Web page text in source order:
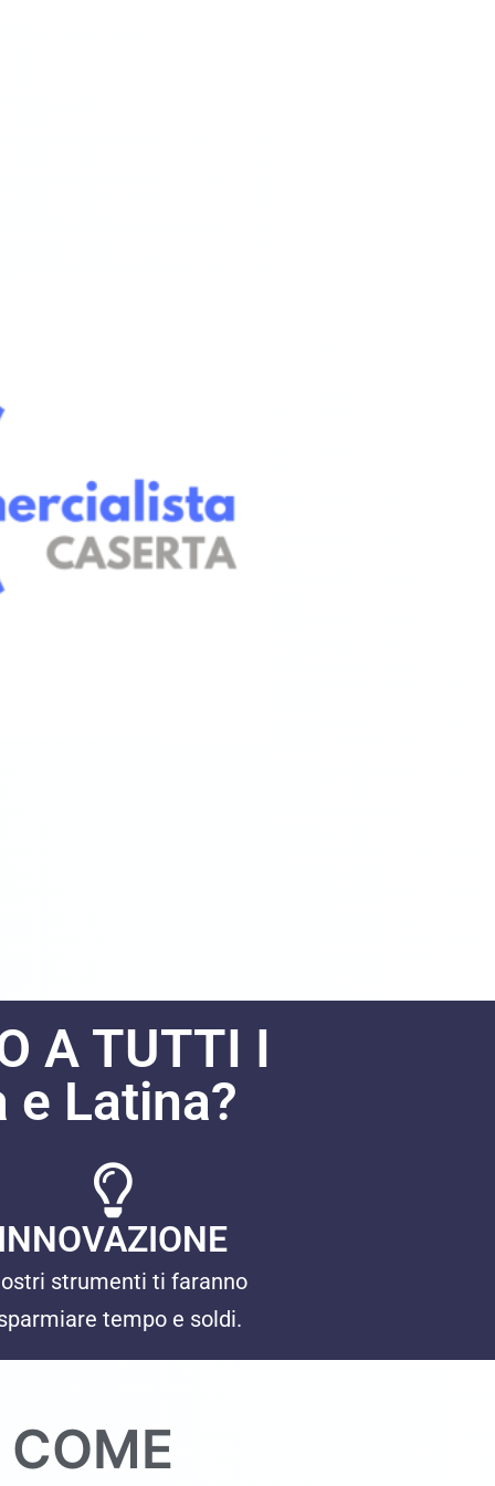
A TUTTI I
e Latina?
strumenti ti faranno
tempo e soldi.